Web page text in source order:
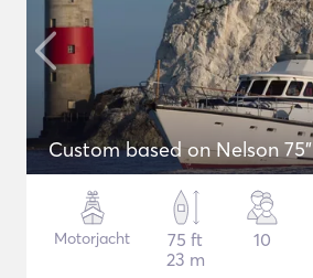
Custom based on Nelson 75"
Motorjacht
75 ft
23 m
10